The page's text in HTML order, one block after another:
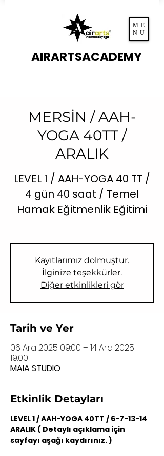
ME
NU
AIRARTSACADEMY
MERSİN / AAH-
YOGA 40TT /
ARALIK
LEVEL 1 / AAH-YOGA 40 TT /
4 gün 40 saat / Temel
Hamak Eğitmenlik Eğitimi
Kayıtlarımız dolmuştur.
İlginize teşekkürler.
Diğer etkinlikleri gör
Tarih ve Yer
06 Ara 2025 09:00 – 14 Ara 2025
19:00
MAIA STUDIO
Etkinlik Detayları
LEVEL 1 / AAH-YOGA 40TT / 6-7-13-14
ARALIK ( Detaylı açıklama için
sayfayı aşağı kaydırınız. )